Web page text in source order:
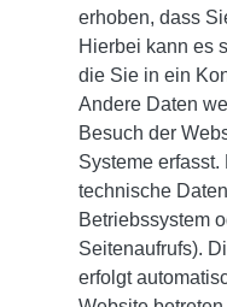
erhoben, dass
Hierbei kann es
die Sie in ein
Andere Daten
Besuch der
Systeme
technische
Betriebssystem
Seitenaufrufs).
erfolgt